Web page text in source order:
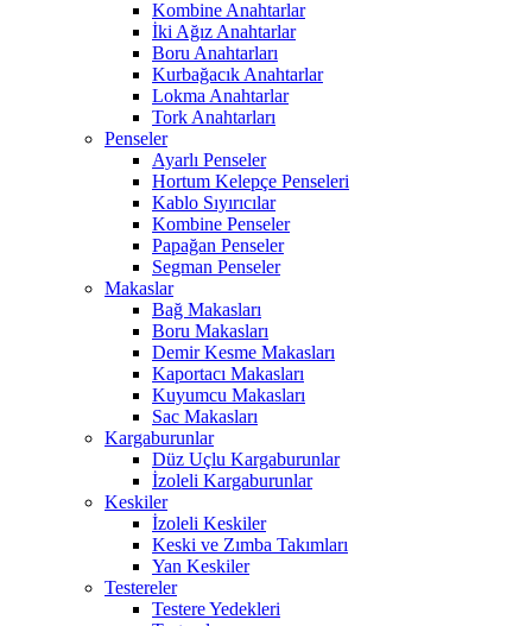
Kombine Anahtarlar
İki Ağız Anahtarlar
Boru Anahtarları
Kurbağacık Anahtarlar
Lokma Anahtarlar
Tork Anahtarları
Penseler
Ayarlı Penseler
Hortum Kelepçe Penseleri
Kablo Sıyırıcılar
Kombine Penseler
Papağan Penseler
Segman Penseler
Makaslar
Bağ Makasları
Boru Makasları
Demir Kesme Makasları
Kaportacı Makasları
Kuyumcu Makasları
Sac Makasları
Kargaburunlar
Düz Uçlu Kargaburunlar
İzoleli Kargaburunlar
Keskiler
İzoleli Keskiler
Keski ve Zımba Takımları
Yan Keskiler
Testereler
Testere Yedekleri